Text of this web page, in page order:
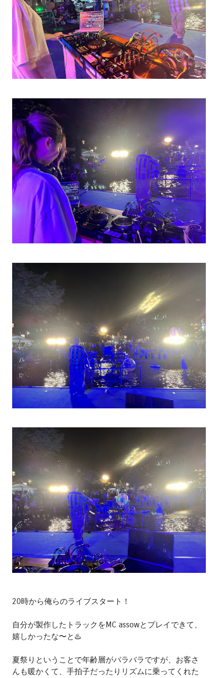
20時から俺らのライブスタート！
自分が製作したトラックをMC assowとプレイできて、
嬉しかったな〜と♨️
夏祭りということで年齢層がバラバラですが、お客さ
んも暖かくて、手拍子だったりリズムに乗ってくれた